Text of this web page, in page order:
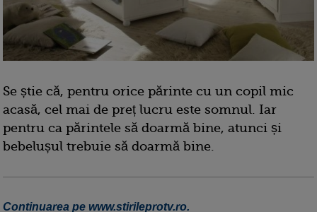
Se știe că, pentru orice părinte cu un copil mic
acasă, cel mai de preț lucru este somnul. Iar
pentru ca părintele să doarmă bine, atunci și
bebelușul trebuie să doarmă bine.
Continuarea pe www.stirileprotv.ro.